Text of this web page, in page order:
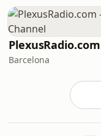
Barcelona